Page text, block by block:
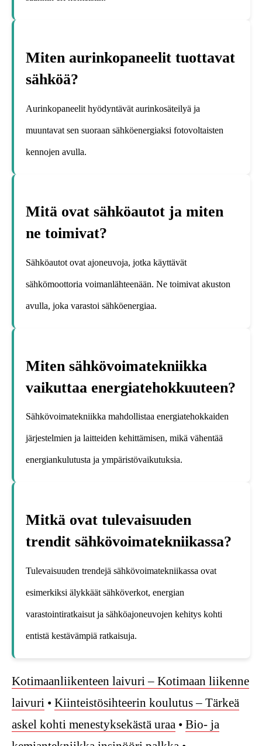
Miten aurinkopaneelit tuottavat
sähköä?
Aurinkopaneelit hyödyntävät aurinkosäteilyä ja
muuntavat sen suoraan sähköenergiaksi fotovoltaisten
kennojen avulla.
Mitä ovat sähköautot ja miten
ne toimivat?
Sähköautot ovat ajoneuvoja, jotka käyttävät
sähkömoottoria voimanlähteenään. Ne toimivat akuston
avulla, joka varastoi sähköenergiaa.
Miten sähkövoimatekniikka
vaikuttaa energiatehokkuuteen?
Sähkövoimatekniikka mahdollistaa energiatehokkaiden
järjestelmien ja laitteiden kehittämisen, mikä vähentää
energiankulutusta ja ympäristövaikutuksia.
Mitkä ovat tulevaisuuden
trendit sähkövoimatekniikassa?
Tulevaisuuden trendejä sähkövoimatekniikassa ovat
esimerkiksi älykkäät sähköverkot, energian
varastointiratkaisut ja sähköajoneuvojen kehitys kohti
entistä kestävämpiä ratkaisuja.
Kotimaanliikenteen laivuri – Kotimaan liikenne
laivuri • Kiinteistösihteerin koulutus – Tärkeä
askel kohti menestyksekästä uraa • Bio- ja